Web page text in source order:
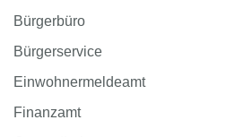
Bürgerbüro
Bürgerservice
Einwohnermeldeamt
Finanzamt